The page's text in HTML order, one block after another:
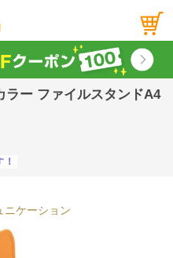
ラー ファイルスタンドA4
ニケーション